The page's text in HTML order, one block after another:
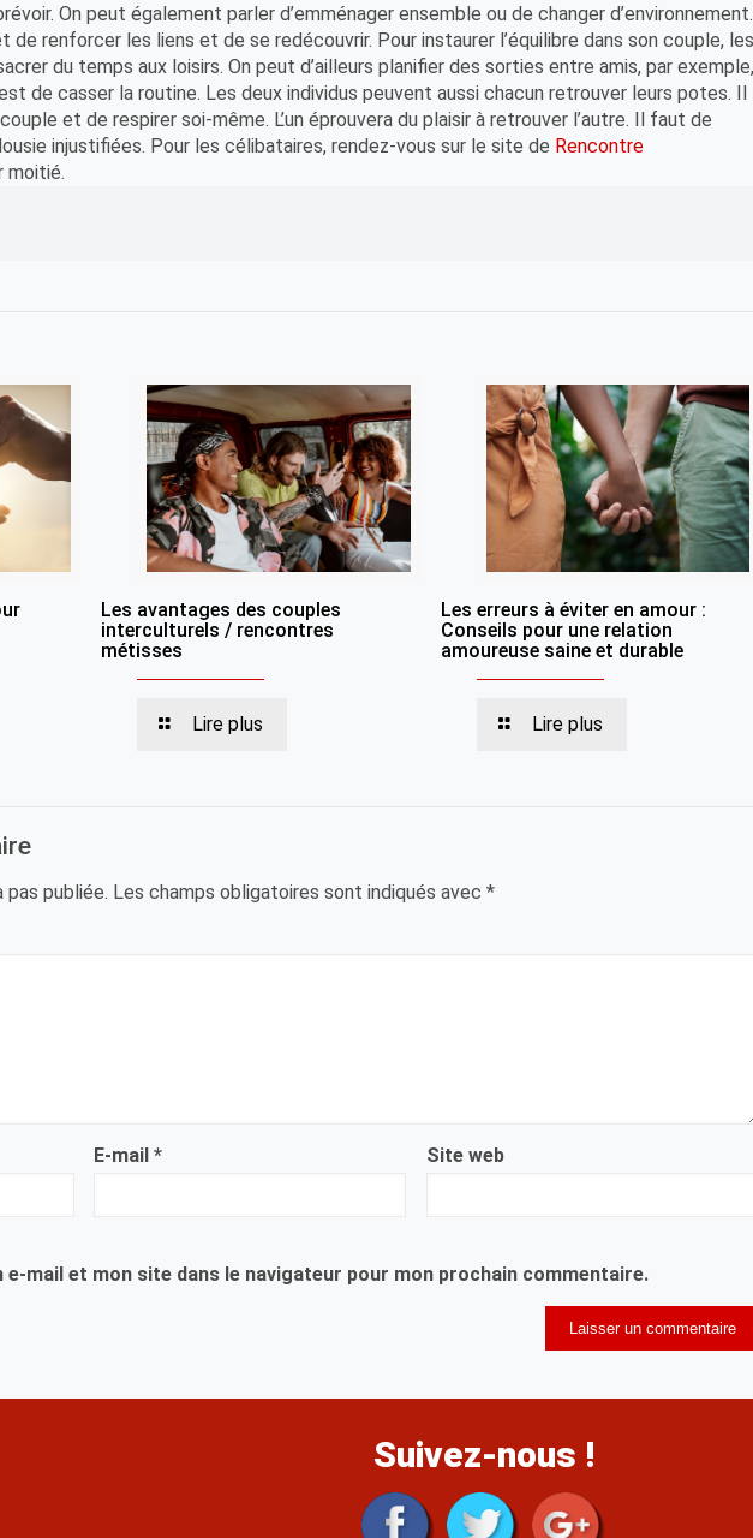
On peut également parler d’emménager ensemble ou de changer d’environnement.
de renforcer les liens et de se redécouvrir. Pour instaurer l’équilibre dans son couple, les
du temps aux loisirs. On peut d’ailleurs planifier des sorties entre amis, par exemple,
de casser la routine. Les deux individus peuvent aussi chacun retrouver leurs potes. Il
et de respirer soi-même. L’un éprouvera du plaisir à retrouver l’autre. Il faut de
injustifiées. Pour les célibataires, rendez-vous sur le site de Rencontre
moitié.
Les avantages des couples
interculturels / rencontres
métisses
Lire plus
Les erreurs à éviter en amour :
Conseils pour une relation
amoureuse saine et durable
Lire plus
pas publiée. Les champs obligatoires sont indiqués avec*
E-mail* Site web
e-mail et mon site dans le navigateur pour mon prochain commentaire.
Suivez-nous !